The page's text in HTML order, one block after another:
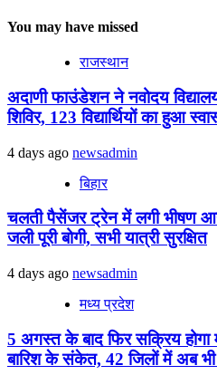
You may have missed
राजस्थान
अदाणी फाउंडेशन ने नवोदय
शिविर, 123 विद्यार्थियों का हुआ
4 days ago newsadmin
बिहार
चलती पैसेंजर ट्रेन में लगी भीषण
जली पूरी बोगी, सभी यात्री सुरक्षित
4 days ago newsadmin
मध्य प्रदेश
5 अगस्त के बाद फिर सक्रिय
बारिश के संकेत, 42 जिलों में अब भी